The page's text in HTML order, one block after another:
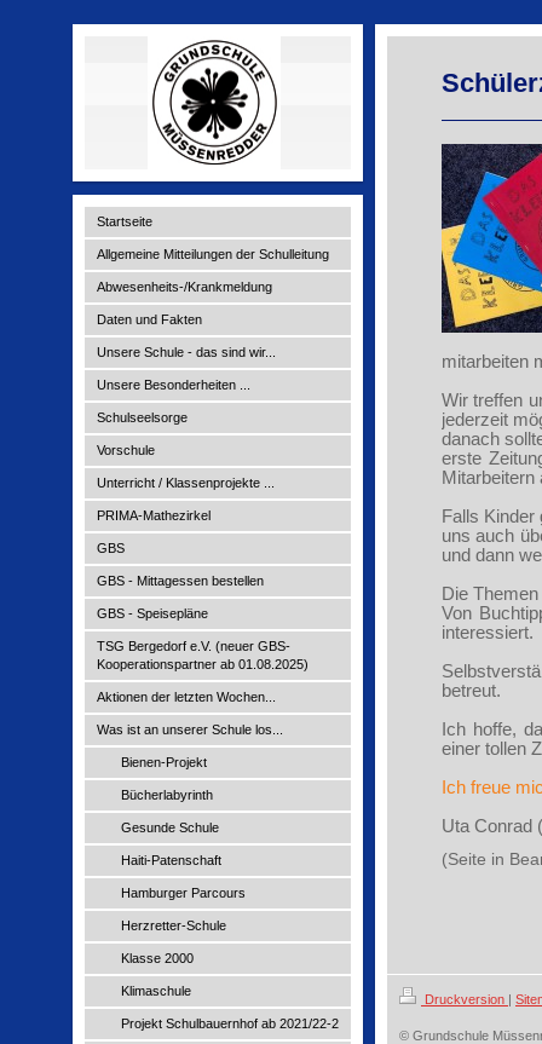
Startseite
Allgemeine Mitteilungen der Schulleitung
Abwesenheits-/Krankmeldung
Daten und Fakten
Unsere Schule - das sind wir...
Unsere Besonderheiten ...
Schulseelsorge
Vorschule
Unterricht / Klassenprojekte ...
PRIMA-Mathezirkel
GBS
GBS - Mittagessen bestellen
GBS - Speisepläne
TSG Bergedorf e.V. (neuer GBS-
Kooperationspartner ab 01.08.2025)
Aktionen der letzten Wochen...
Was ist an unserer Schule los...
Bienen-Projekt
Bücherlabyrinth
Gesunde Schule
Haiti-Patenschaft
Hamburger Parcours
Herzretter-Schule
Klasse 2000
Klimaschule
Projekt Schulbauernhof ab 2021/22-2
mitarbeiten
Wir treffen
jederzeit
danach
erste
Mitarbeitern
Falls Kinder
uns auch
und dann
Die
Von
interessiert.
betreut.
Ich hoffe,
einer tollen
Ich freue
Uta Conrad
(Seite in
Druckversion |
© Grundschule